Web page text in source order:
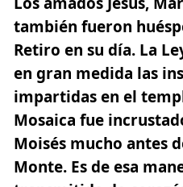
también fueron
Retiro en su día. La
en gran medida las
impartidas en el
Mosaica fue
Moisés mucho antes
Monte. Es de esa